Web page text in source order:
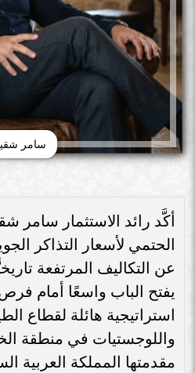
سامر
أكَّد رائد الاستثمار سامر
الحتمي لأسعار التذاكر
عن التكاليف المرتفعة
يفتح الباب واسعًا أمام
استراتيجية هائلة لقطاع
واللوجستيات في منطقة
مقدمتها المملكة العربية